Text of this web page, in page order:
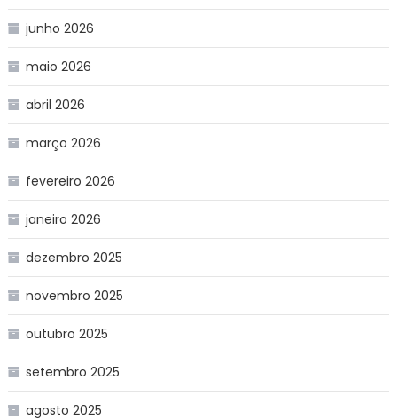
junho 2026
maio 2026
abril 2026
março 2026
fevereiro 2026
janeiro 2026
dezembro 2025
novembro 2025
outubro 2025
setembro 2025
agosto 2025